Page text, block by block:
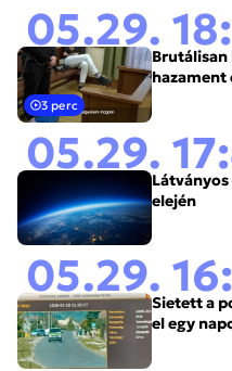
05.29.
3 perc
05.29.
elején
05.29.Sietett a
el egy